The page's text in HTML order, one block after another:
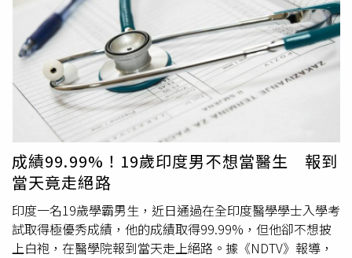
武器條約》（New START）。此外，這份內容廣泛的五角大
廈報告詳細描述了中國的軍事擴張，並指出「中國預期能在
2027年底前，具備打贏1場台海戰爭的能力。」同時北京也
正在完善其以「武力」奪取台灣的軍事選項，其中1項可能
包括對距離中國本土1,500至2,000海里的目標發動打擊。報
告補充：「若這類打擊達到足夠規模，可能會對美國在亞太
地區衝突中的存在，造成嚴重挑戰與干擾。」與此同時，報
告也分析中國國家主席習近平針對中國人民解放軍（PLA）
展開的大規模反貪腐行動。內容指出，這波整肅行動雖然可
能在短期內影響核戰備狀態，但也為「解放軍整體的長期改
善」奠定基礎。該報告發布之際，距離2010年簽署的《新
削減戰略武器條約》到期僅剩不到2個月。該條約是美俄之
間最後1項核軍備控制協議，限制雙方各自部署1,550枚戰略
範圍的最新一波交鋒。報導引述奈及利亞軍方合作自衛隊成
員科洛（Babakura Kolo）表示：「我們得到的消息指出，
約有200名ISWAP成員在此次衝突中喪命。」此外，一名奈
及利亞情報官員也向法新社（AFP）表示，傷亡人數「超過
150人」，並稱這場衝突「對我們來說是好消息」。ISWAP
與博科聖地勢力再起衝突，奈及利亞北部安全情勢嚴峻。
ISWAP自2016年從博科聖地分裂後，便與伊斯蘭國（IS）結
盟，雙方多年來多次在乍得湖流域爆發激烈衝突。雖然
ISWAP長期被視為資源與組織能力較強的勢力，但此次博科
聖地成功奪回主導權，甚至俘獲多艘ISWAP使用的武裝船
隻，顯示實力依然不容小覷。乍得湖自1960年代起已流失
逾九成面積，隨著湖水退去，更多陸路通道出現，也成為極
端組織活動範圍擴張的溫床。根據聯合國環境規劃署資料，
成績99.99%！19歲印度男不想當醫生 報到
當天竟走絕路
印度一名19歲學霸男生，近日通過在全印度醫學學士入學考
試取得極優秀成績，他的成績取得99.99%，但他卻不想披
上白袍，在醫學院報到當天走上絕路。據《NDTV》報導，